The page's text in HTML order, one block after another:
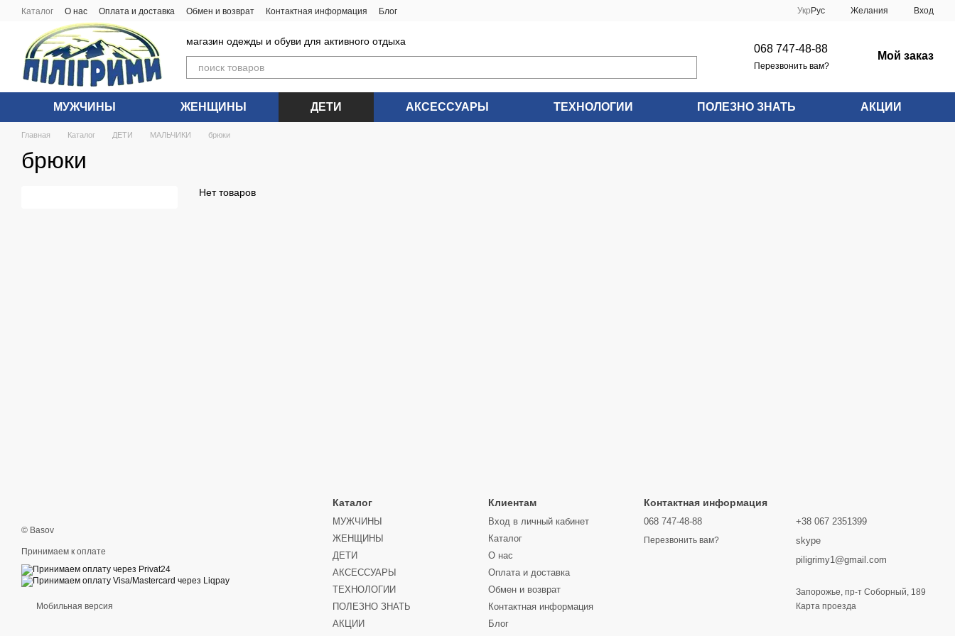
Перейти к основному контенту
Каталог О нас Оплата и доставка Обмен и возврат Контактная информация Блог Укр Рус Желания Вход
магазин одежды и обуви для активного отдыха
068 747-48-88
Перезвонить вам?
Мой заказ
МУЖЧИНЫ ЖЕНЩИНЫ ДЕТИ АКСЕССУАРЫ ТЕХНОЛОГИИ ПОЛЕЗНО ЗНАТЬ АКЦИИ
Главная Каталог ДЕТИ МАЛЬЧИКИ брюки
брюки
Нет товаров
© Basov
Принимаем к оплате
Мобильная версия
Каталог
МУЖЧИНЫ
ЖЕНЩИНЫ
ДЕТИ
АКСЕССУАРЫ
ТЕХНОЛОГИИ
ПОЛЕЗНО ЗНАТЬ
АКЦИИ
Клиентам
Вход в личный кабинет
Каталог
О нас
Оплата и доставка
Обмен и возврат
Контактная информация
Блог
Контактная информация
068 747-48-88
Перезвонить вам?
+38 067 2351399
skype
piligrimy1@gmail.com
Запорожье, пр-т Соборный, 189
Карта проезда